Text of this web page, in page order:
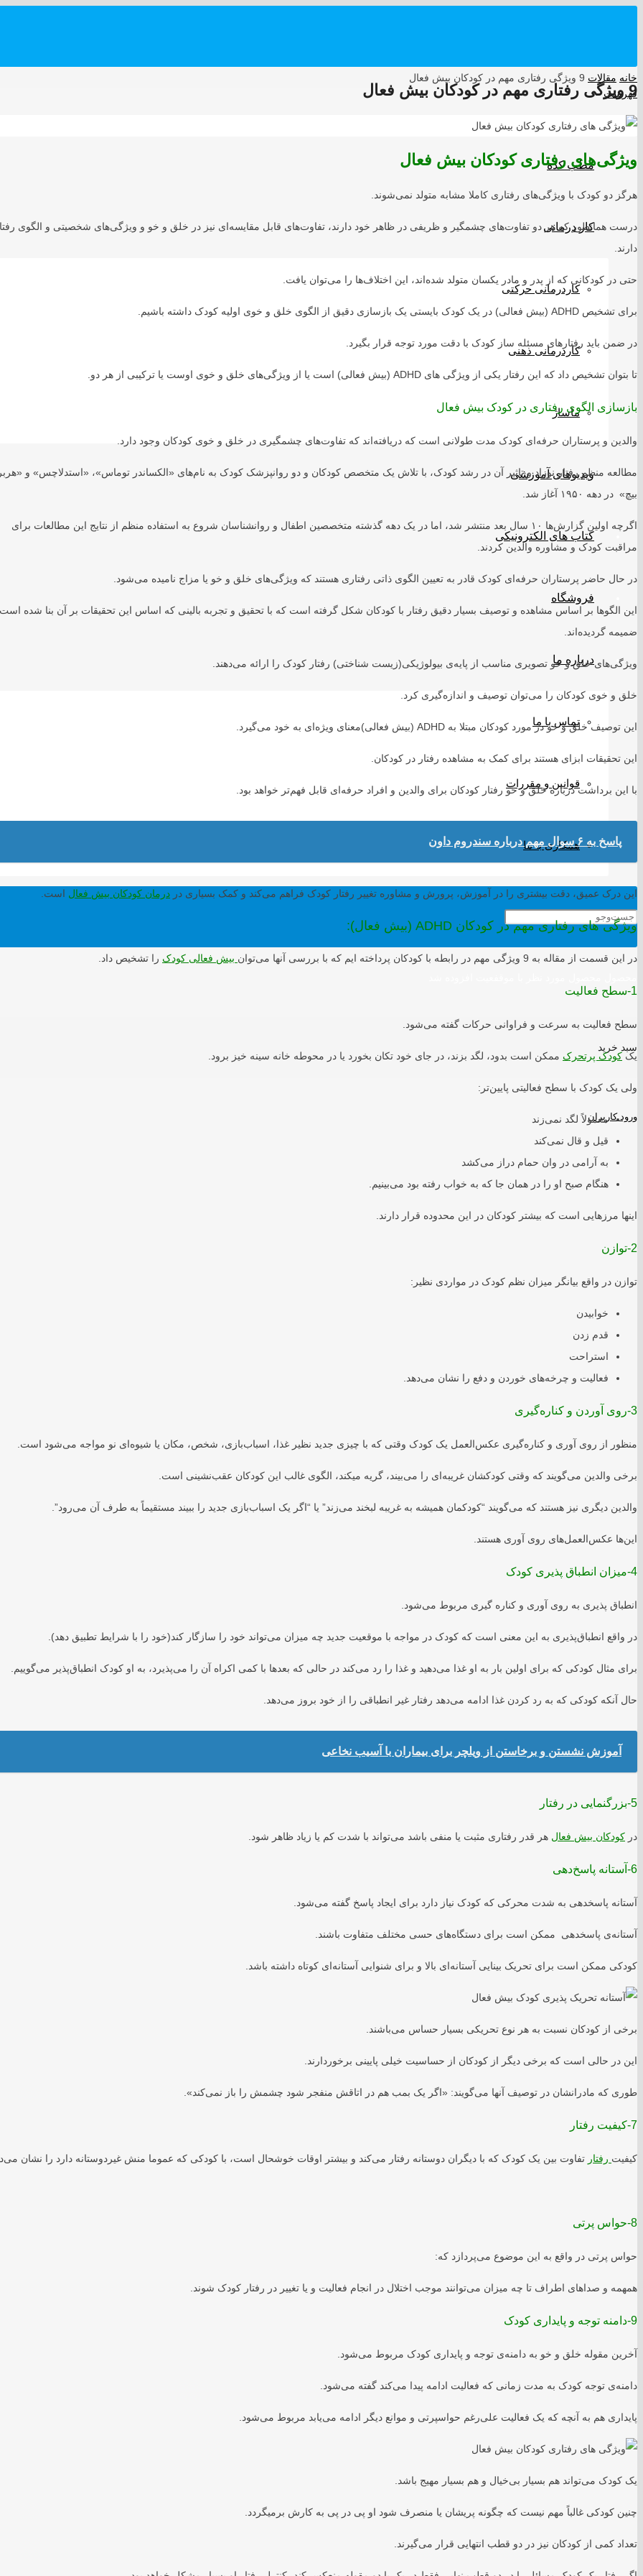
فهرست
مطب کده
کار درمانی
کاردرمانی حرکتی
کاردرمانی ذهنی
ماساژ
ویدیوهای آموزشی
کتاب های الکترونیکی
فروشگاه
درباره ما
تماس با ما
قوانین و مقررات
همکاری با ما
سبد خرید
ورود کاربران
خانه مقالات 9 ویژگی رفتاری مهم در کودکان بیش فعال
9 ویژگی رفتاری مهم در کودکان بیش فعال
ویژگی‌های رفتاری کودکان بیش فعال
هرگز دو کودک با ویژگی‌های رفتاری کاملا مشابه متولد نمی‌شوند.
درست همانطور که هر دو تفاوت‌های چشمگیر و ظریفی در ظاهر خود دارند، تفاوت‌های قابل مقایسه‌ای نیز در خلق و خو و ویژگی‌های شخصیتی و الگوی
دارند.
حتی در کودکانی که از پدر و مادر یکسان متولد شده‌اند، این اختلاف‌ها را می‌توان یافت.
برای تشخیص ADHD (بیش فعالی) در یک کودک بایستی یک بازسازی دقیق از الگوی خلق و خوی اولیه کودک داشته باشیم.
در ضمن باید رفتارهای مسئله ساز کودک با دقت مورد توجه قرار بگیرد.
تا بتوان تشخیص داد که این رفتار یکی از ویژگی های ADHD (بیش فعالی) است یا از ویژگی‌های خلق و خوی اوست یا ترکیبی از هر دو.
بازسازی الگوی رفتاری در کودک بیش فعال
والدین و پرستاران حرفه‌ای کودک مدت طولانی است که دریافته‌اند که تفاوت‌های چشمگیری در خلق و خوی کودکان وجود دارد.
مطالعه منظم رفتار نوزاد و تاثیر آن در رشد کودک، با تلاش یک متخصص کودکان و دو روانپزشک کودک به نام‌های «الکساندر توماس»، «استدلاچس» و
بیچ» در دهه ۱۹۵۰ آغاز شد.
اگرچه اولین گزارش‌ها ۱۰ سال بعد منتشر شد، اما در یک دهه گذشته متخصصین اطفال و روانشناسان شروع به استفاده منظم از نتایج این مطالعات برای
مراقبت کودک و مشاوره والدین کردند.
در حال حاضر پرستاران حرفه‌ای کودک قادر به تعیین الگوی ذاتی رفتاری هستند که ویژگی‌های خلق و خو یا مزاج نامیده می‌شود.
این الگوها بر اساس مشاهده و توصیف بسیار دقیق رفتار با کودکان شکل گرفته است که با تحقیق و تجربه بالینی که اساس این تحقیقات بر آن بنا شده است
ضمیمه گردیده‌اند.
ویژگی‌های خلق و خو تصویری مناسب از پایه‌ی بیولوژیکی(زیست شناختی) رفتار کودک را ارائه می‌دهند.
خلق و خوی کودکان را می‌توان توصیف و اندازه‌گیری کرد.
این توصیف خلق و خو در مورد کودکان مبتلا به ADHD (بیش فعالی)معنای ویژه‌ای به خود می‌گیرد.
این تحقیقات ابزای هستند برای کمک به مشاهده رفتار در کودکان.
با این برداشت درباره خلق و خو رفتار کودکان برای والدین و افراد حرفه‌ای قابل فهم‌تر خواهد بود.
پاسخ به ۶ سوال مهم درباره سندروم داون
این درک عمیق، دقت بیشتری را در آموزش، پرورش و مشاوره تغییر رفتار کودک فراهم می‌کند و کمک بسیاری در درمان کودکان بیش فعال است.
ویژگی های رفتاری مهم در کودکان ADHD (بیش فعال):
در این قسمت از مقاله به 9 ویژگی مهم در رابطه با کودکان پرداخته ایم که با بررسی آنها می‌توان بیش فعالی کودک را تشخیص داد.
1-سطح فعالیت
سطح فعالیت به سرعت و فراوانی حرکات گفته می‌شود.
یک کودک پرتحرک ممکن است بدود، لگد بزند، در جای خود تکان بخورد یا در محوطه خانه سینه خیز برود.
ولی یک کودک با سطح فعالیتی پایین‌تر:
معمولاً لگد نمی‌زند
قیل و قال نمی‌کند
به آرامی در وان حمام دراز می‌کشد
هنگام صبح او را در همان جا که به خواب رفته بود می‌بینیم.
اینها مرزهایی است که بیشتر کودکان در این محدوده قرار دارند.
2-توازن
توازن در واقع بیانگر میزان نظم کودک در مواردی نظیر:
خوابیدن
قدم زدن
استراحت
فعالیت و چرخه‌های خوردن و دفع را نشان می‌دهد.
3-روی آوردن و کناره‌گیری
منظور از روی آوری و کناره‌گیری عکس‌العمل یک کودک وقتی که با چیزی جدید نظیر غذا، اسباب‌بازی، شخص، مکان یا شیوه‌ای نو مواجه می‌شود است.
برخی والدین می‌گویند که وقتی کودکشان غریبه‌ای را می‌بیند، گریه می‎کند، الگوی غالب این کودکان عقب‌نشینی است.
والدین دیگری نیز هستند که می‌گویند “کودکمان همیشه به غریبه لبخند می‌زند” یا “اگر یک اسباب‌بازی جدید را ببیند مستقیماً به طرف آن می‌رود”.
این‌ها عکس‌العمل‌های روی آوری هستند.
4-میزان انطباق پذیری کودک
انطباق پذیری به روی آوری و کناره گیری مربوط می‌شود.
در واقع انطباق‌پذیری به این معنی است که کودک در مواجه با موقعیت جدید چه میزان می‌تواند خود را سازگار کند(خود را با شرایط تطبیق دهد).
برای مثال کودکی که برای اولین بار به او غذا می‌دهید و غذا را رد می‌کند در حالی که بعدها با کمی اکراه آن را می‌پذیرد، به او کودک انطباق‌پذیر می‌گوییم.
حال آنکه کودکی که به رد کردن غذا ادامه می‌دهد رفتار غیر انطباقی را از خود بروز می‌دهد.
آموزش نشستن و برخاستن از ویلچر برای بیماران با آسیب نخاعی
5-بزرگنمایی در رفتار
در کودکان بیش فعال هر قدر رفتاری مثبت یا منفی باشد می‌تواند با شدت کم یا زیاد ظاهر شود.
6-آستانه پاسخ‌دهی
آستانه پاسخدهی به شدت محرکی که کودک نیاز دارد برای ایجاد پاسخ گفته می‌شود.
آستانه‌ی پاسخدهی ممکن است برای دستگاه‌های حسی مختلف متفاوت باشند.
کودکی ممکن است برای تحریک بینایی آستانه‌ای بالا و برای شنوایی آستانه‌ای کوتاه داشته باشد.
برخی از کودکان نسبت به هر نوع تحریکی بسیار حساس می‌باشند.
این در حالی است که برخی دیگر از کودکان از حساسیت خیلی پایینی برخوردارند.
طوری که مادرانشان در توصیف آنها می‌گویند: «اگر یک بمب هم در اتاقش منفجر شود چشمش را باز نمی‌کند».
7-کیفیت رفتار
کیفیت رفتار تفاوت بین یک کودک که با دیگران دوستانه رفتار می‌کند و بیشتر اوقات خوشحال است، با کودکی که عموما منش غیردوستانه دارد را نشان
8-حواس پرتی
حواس پرتی در واقع به این موضوع می‌پردازد که:
همهمه و صداهای اطراف تا چه میزان می‌توانند موجب اختلال در انجام فعالیت و یا تغییر در رفتار کودک شوند.
9-دامنه توجه و پایداری کودک
آخرین مقوله خلق و خو به دامنه‌ی توجه و پایداری کودک مربوط می‌شود.
دامنه‌ی توجه کودک به مدت زمانی که فعالیت ادامه پیدا می‌کند گفته می‌شود.
پایداری هم به آنچه که یک فعالیت علی‌رغم حواسپرتی و موانع دیگر ادامه می‌یابد مربوط می‌شود.
یک کودک می‌تواند هم بسیار بی‌خیال و هم بسیار مهیج باشد.
چنین کودکی غالباً مهم نیست که چگونه پریشان یا منصرف شود او پی در پی به کارش برمیگردد.
تعداد کمی از کودکان نیز در دو قطب انتهایی قرار می‌گیرند.